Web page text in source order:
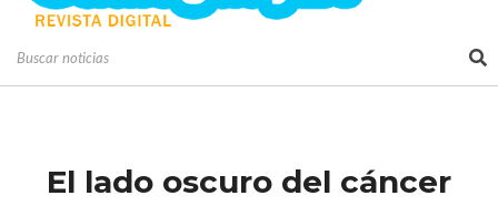
El lado oscuro del cáncer